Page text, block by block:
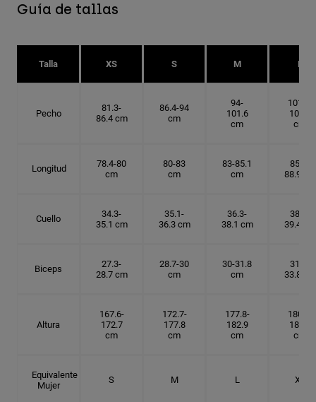
Guía de tallas
Talla XS S M L
Pecho
81.3-
86.4 cm
86.4-94
cm
94-
101.6
cm
101.6-
109.2
cm
Longitud
78.4-80
cm
80-83
cm
83-85.1
cm
85.1-
88.9 cm
Cuello
34.3-
35.1 cm
35.1-
36.3 cm
36.3-
38.1 cm
38.1-
39.4 cm
Biceps
27.3-
28.7 cm
28.7-30
cm
30-31.8
cm
31.8-
33.8 cm
Altura
167.6-
172.7
cm
172.7-
177.8
cm
177.8-
182.9
cm
180.3-
185.5
cm
Equivalente
Mujer
S M L XL